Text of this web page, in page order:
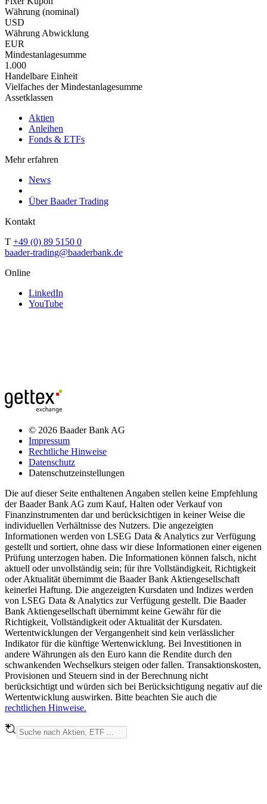
Währung (nominal)
USD
Währung Abwicklung
EUR
Mindestanlagesumme
1.000
Handelbare Einheit
Vielfaches der Mindestanlagesumme
Assetklassen
Aktien
Anleihen
Fonds & ETFs
Mehr erfahren
News
Über Baader Trading
Kontakt
T +49 (0) 89 5150 0
baader-trading@baaderbank.de
Online
LinkedIn
YouTube
© 2026 Baader Bank AG
Impressum
Rechtliche Hinweise
Datenschutz
Datenschutzeinstellungen
Die auf dieser Seite enthaltenen Angaben stellen keine Empfehlung
der Baader Bank AG zum Kauf, Halten oder Verkauf von
Finanzinstrumenten dar und berücksichtigen in keiner Weise die
individuellen Verhältnisse des Nutzers. Die angezeigten
Informationen werden von LSEG Data & Analytics zur Verfügung
gestellt und sortiert, ohne dass wir diese Informationen einer eigenen
Prüfung unterzogen haben. Die Informationen können falsch, nicht
aktuell oder unvollständig sein; für ihre Vollständigkeit, Richtigkeit
oder Aktualität übernimmt die Baader Bank Aktiengesellschaft
keinerlei Haftung. Die angezeigten Kursdaten und Indizes werden
von LSEG Data & Analytics zur Verfügung gestellt. Die Baader
Bank Aktiengesellschaft übernimmt keine Gewähr für die
Richtigkeit, Vollständigkeit oder Aktualität der Kursdaten.
Wertentwicklungen der Vergangenheit sind kein verlässlicher
Indikator für die künftige Wertenwicklung. Bei Investitionen in
andere Währungen als den Euro kann die Rendite durch den
schwankenden Wechselkurs steigen oder fallen. Transaktionskosten,
Provisionen und Steuern sind in der Berechnung nicht
berücksichtigt und würden sich bei Berücksichtigung negativ auf die
Wertentwicklung auswirken. Bitte beachten Sie auch die
rechtlichen Hinweise.